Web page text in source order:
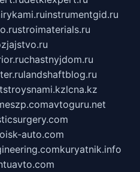
instrumentgid.ru
stroimaterials.ru
chastnyjdom.ru
landshaftblog.ru
stroysnami.kzlcna.kz
avtoguru.net
auto.com
kuryatnik.info